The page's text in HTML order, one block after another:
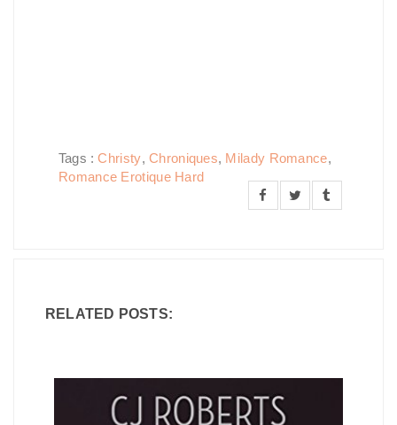
Tags :Christy,Chroniques, Milady Romance,
Romance Erotique Hard
RELATED POSTS: